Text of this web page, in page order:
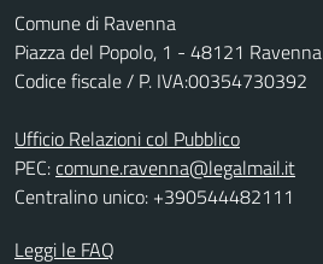
Comune di Ravenna
Piazza del Popolo, 1 - 48121 Ravenna
Codice fiscale / P. IVA:00354730392
Ufficio Relazioni col Pubblico
PEC:comune.ravenna@legalmail.it
Centralino unico: +390544482111
Leggi le FAQ